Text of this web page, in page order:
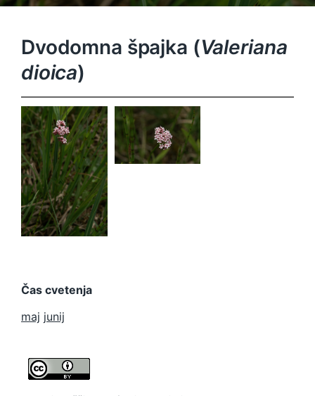
Dvodomna špajka (Valeriana
dioica)
Valeriana
dioica
Valeriana
dioica
Čas cvetenja
maj junij